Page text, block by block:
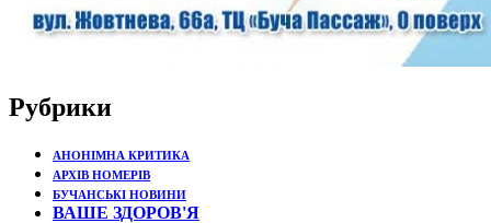
Рубрики
АНОНІМНА КРИТИКА
АРХІВ НОМЕРІВ
БУЧАНСЬКІ НОВИНИ
ВАШЕ ЗДОРОВ'Я